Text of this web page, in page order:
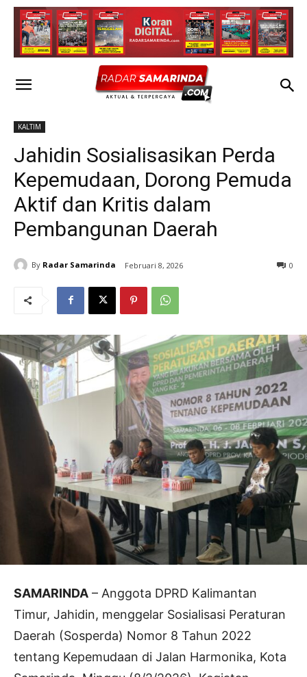
KALTIM
Jahidin Sosialisasikan Perda
Kepemudaan, Dorong Pemuda
Aktif dan Kritis dalam
Pembangunan Daerah
By Radar Samarinda Februari 8, 2026 0
SAMARINDA – Anggota DPRD Kalimantan
Timur, Jahidin, menggelar Sosialisasi Peraturan
Daerah (Sosperda) Nomor 8 Tahun 2022
tentang Kepemudaan di Jalan Harmonika, Kota